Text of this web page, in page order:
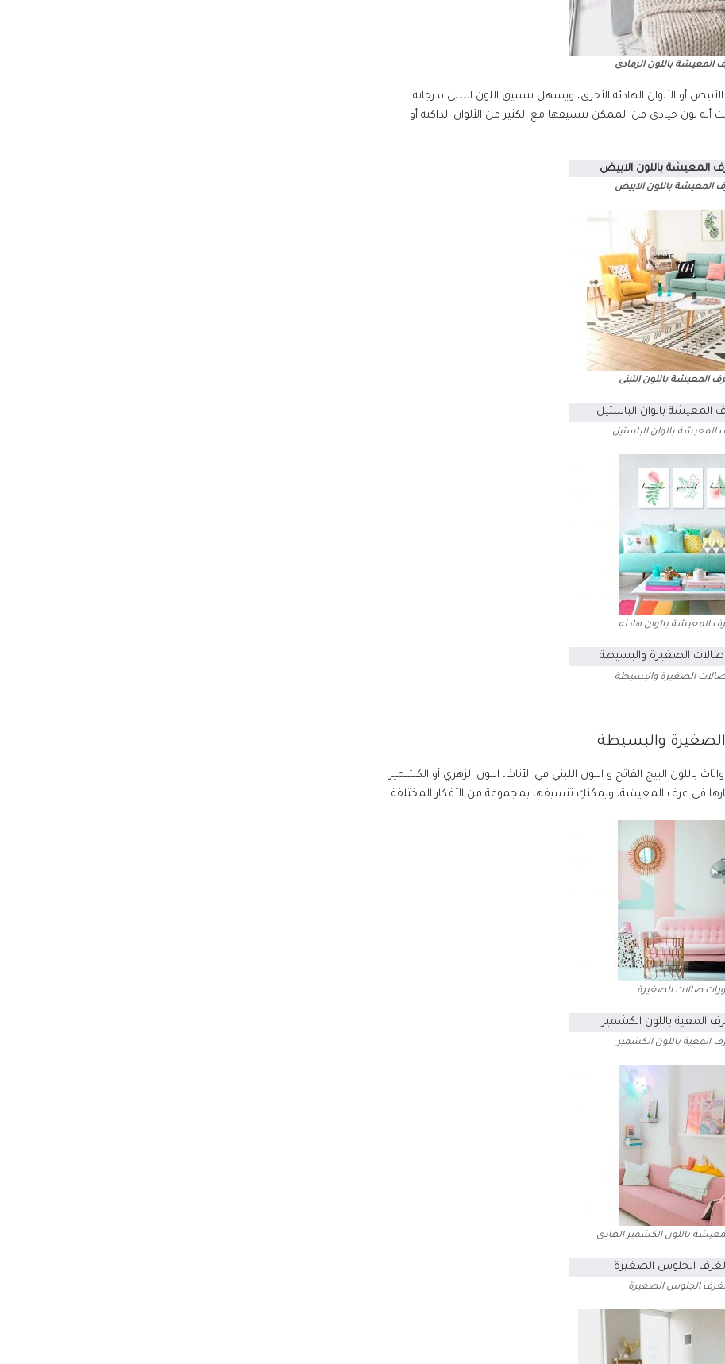
المعيشة باللون الرمادى
أو الألوان الهادئة الأخرى، ويسهل تنسيق اللون اللبني بدرجاته
أنه لون حيادي من الممكن تنسيقها مع الكثير من الألوان الداكنة أو
المعيشة باللون الابيض
المعيشة باللون اللبنى
المعيشة بالوان الباستيل
المعيشة بالوان هادئه
الصغيرة والبسيطة
باللون البيج الفاتح و اللون اللبني في الأثاث، اللون الزهري أو الكشمير
في غرف المعيشة، ويمكنكِ تنسيقها بمجموعة من الأفكار المختلفة.
صالات الصغيرة
المعية باللون الكشمير
باللون الكشمير الهادى
لغرف الجلوس الصغيرة